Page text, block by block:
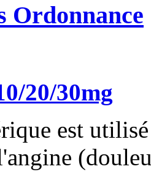
Ordonnance
20/30mg
est